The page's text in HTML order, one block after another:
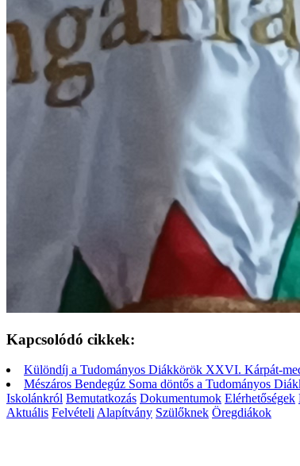
Kapcsolódó cikkek:
Különdíj a Tudományos Diákkörök XXVI. Kárpát-
Mészáros Bendegúz Soma döntős a Tudományos
Iskolánkról Bemutatkozás Dokumentumok Elérhetőségek
Aktuális Felvételi Alapítvány Szülőknek Öregdiákok